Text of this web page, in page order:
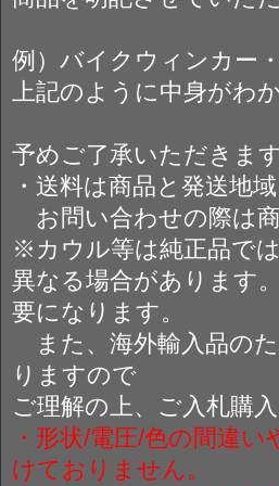
例）バイクウィンカー
上記のように中身がわ
予めご了承いただきま
・送料は商品と発送地
お問い合わせの際は
※カウル等は純正品で
異なる場合があります
要になります。
また、海外輸入品の
りますので
ご理解の上、ご入札購
・形状/電圧/色の間違
けておりません。